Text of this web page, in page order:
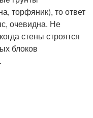
торфяник), то ответ
очевидна. Не
стены строятся
блоков